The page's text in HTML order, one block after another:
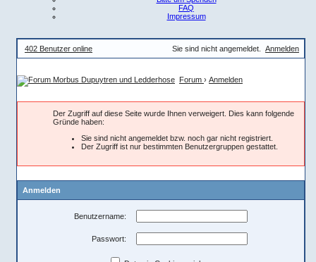
FAQ
Impressum
402 Benutzer online Sie sind nicht angemeldet. Anmelden
Forum › Anmelden
Der Zugriff auf diese Seite wurde Ihnen verweigert. Dies kann folgende
Gründe haben:
Sie sind nicht angemeldet bzw. noch gar nicht registriert.
Der Zugriff ist nur bestimmten Benutzergruppen gestattet.
Anmelden
Benutzername:
Passwort: